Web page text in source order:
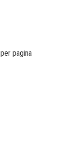
per pagina